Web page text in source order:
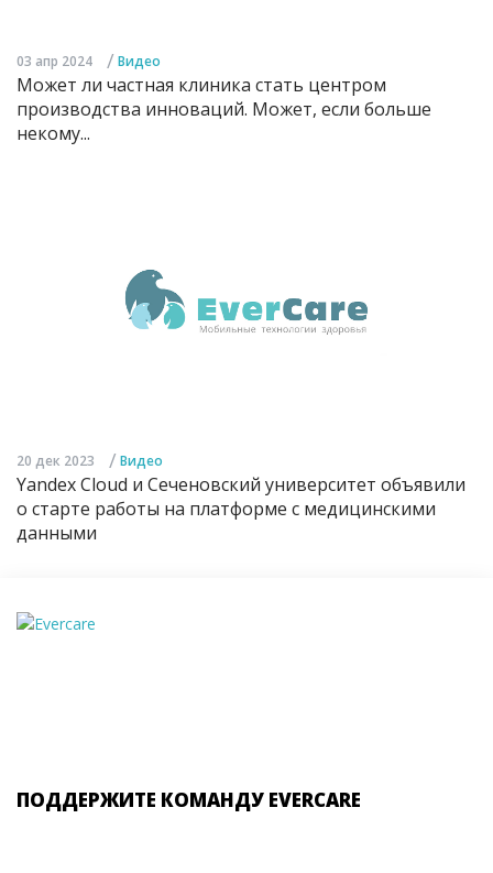
03 апр 2024 / Видео
Может ли частная клиника стать центром
производства инноваций. Может, если больше
некому...
20 дек 2023 / Видео
Yandex Cloud и Сеченовский университет объявили
о старте работы на платформе с медицинскими
данными
ПОДДЕРЖИТЕ КОМАНДУ EVERCARE